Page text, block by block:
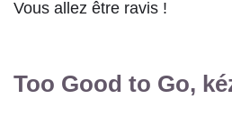
Vous allez être ravis !
Too Good to Go,